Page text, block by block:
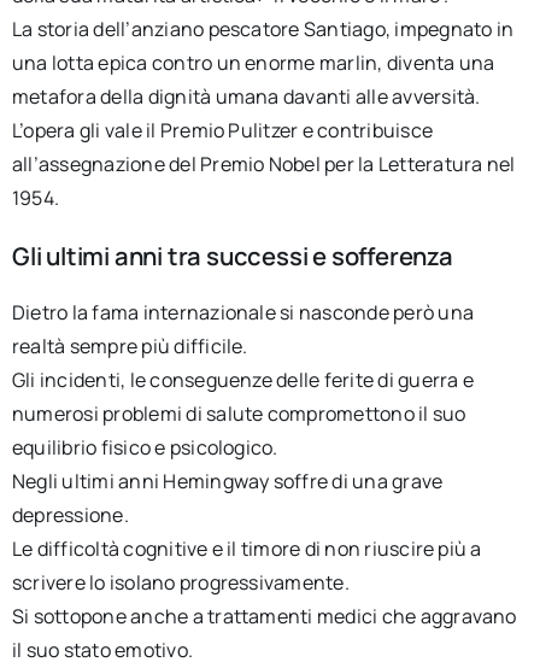
La storia dell’anziano pescatore Santiago, impegnato in
una lotta epica contro un enorme marlin, diventa una
metafora della dignità umana davanti alle avversità.
L’opera gli vale il Premio Pulitzer e contribuisce
all’assegnazione del Premio Nobel per la Letteratura nel
1954.
Gli ultimi anni tra successi e sofferenza
Dietro la fama internazionale si nasconde però una
realtà sempre più difficile.
Gli incidenti, le conseguenze delle ferite di guerra e
numerosi problemi di salute compromettono il suo
equilibrio fisico e psicologico.
Negli ultimi anni Hemingway soffre di una grave
depressione.
Le difficoltà cognitive e il timore di non riuscire più a
scrivere lo isolano progressivamente.
Si sottopone anche a trattamenti medici che aggravano
il suo stato emotivo.